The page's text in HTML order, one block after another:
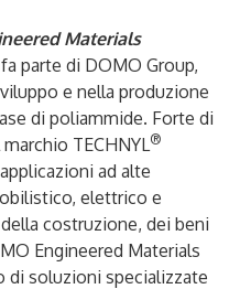
Materials
parte di DOMO Group,
e nella produzione
di poliammide. Forte di
TECHNYL®
ad alte
elettrico e
costruzione, dei beni
Engineered Materials
soluzioni specializzate